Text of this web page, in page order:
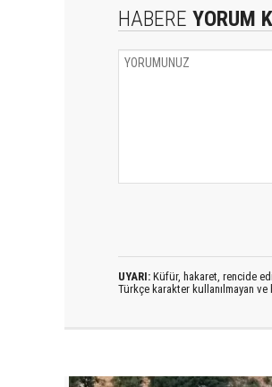
HABERE YORUM
UYARI: Küfür, hakaret, rencide
Türkçe karakter kullanılmayan ve